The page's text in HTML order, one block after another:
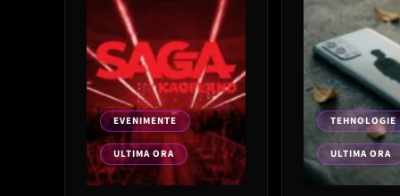
EVENIMENTE
ULTIMA ORA
TEHNOLOGIE
ULTIMA ORA